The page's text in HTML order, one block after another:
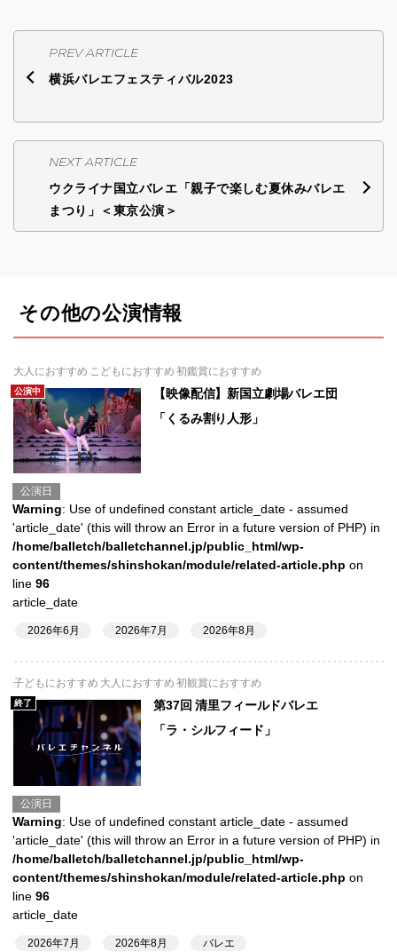
PREV ARTICLE
横浜バレエフェスティバル2023
NEXT ARTICLE
ウクライナ国立バレエ「親子で楽しむ夏休みバレエ
まつり」＜東京公演＞
その他の公演情報
大人におすすめ こどもにおすすめ 初鑑賞におすすめ
公演中
【映像配信】新国立劇場バレエ団
「くるみ割り人形」
公演日
Warning: Use of undefined constant article_date - assumed
'article_date' (this will throw an Error in a future version of PHP) in
/home/balletch/balletchannel.jp/public_html/wp-
content/themes/shinshokan/module/related-article.php on
line 96
article_date
2026年6月 2026年7月 2026年8月
子どもにおすすめ 大人におすすめ 初観賞におすすめ
終了
第37回 清里フィールドバレエ
「ラ・シルフィード」
公演日
Warning: Use of undefined constant article_date - assumed
'article_date' (this will throw an Error in a future version of PHP) in
/home/balletch/balletchannel.jp/public_html/wp-
content/themes/shinshokan/module/related-article.php on
line 96
article_date
2026年7月 2026年8月 バレエ